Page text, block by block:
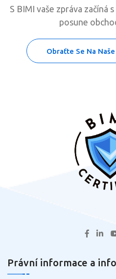
S BIMI vaše zpráva začíná
posune
Obraťte Se Na
Právní informace a